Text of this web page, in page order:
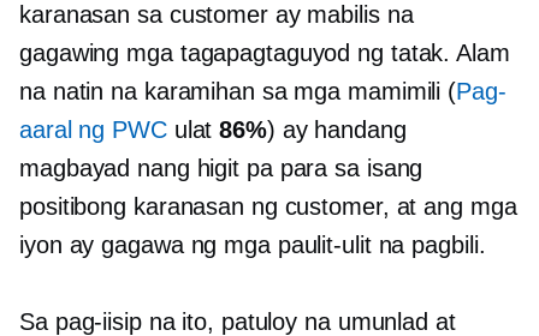
karanasan sa customer ay mabilis na
gagawing mga tagapagtaguyod ng tatak. Alam
na natin na karamihan sa mga mamimili (Pag-
aaral ng PWCulat86%) ay handang
magbayad nang higit pa para sa isang
positibong karanasan ng customer, at ang mga
iyon ay gagawa ng mga paulit-ulit na pagbili.
Sa pag-iisip na ito, patuloy na umunlad at